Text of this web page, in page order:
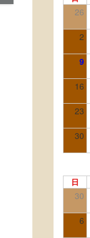
26
2
9
16
23
30
日
30
6